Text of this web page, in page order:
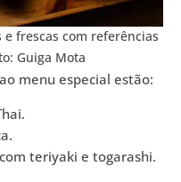
frescas com referências
Guiga Mota
menu especial estão:
teriyaki e togarashi.